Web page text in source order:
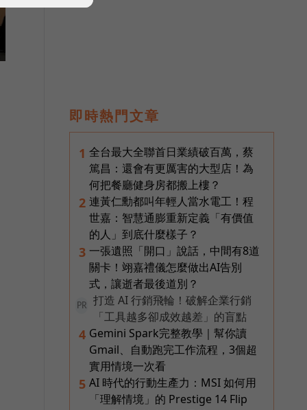
即時熱門文章
1 全台最大全聯首日業績破百萬，蔡
篤昌：還會有更厲害的大型店！為
何把餐廳健身房都搬上樓？
2 連黃仁勳都叫年輕人當水電工！程
世嘉：智慧通膨重新定義「有價值
的人」到底什麼樣子？
3 一張遺照「開口」說話，中間有8道
關卡！翊嘉禮儀怎麼做出AI告別
式，讓逝者最後道別？
PR
打造 AI 行銷飛輪！破解企業行銷
「工具越多卻成效越差」的盲點
4 Gemini Spark完整教學｜幫你讀
Gmail、自動跑完工作流程，3個超
實用情境一次看
5 AI 時代的行動生產力：MSI 如何用
「理解情境」的 Prestige 14 Flip